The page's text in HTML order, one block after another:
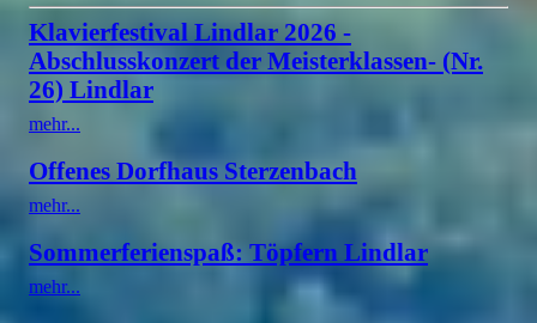
Klavierfestival Lindlar 2026 -
Abschlusskonzert der Meisterklassen- (Nr.
26) Lindlar
mehr...
Offenes Dorfhaus Sterzenbach
mehr...
Sommerferienspaß: Töpfern Lindlar
mehr...